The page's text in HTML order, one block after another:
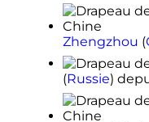
Zhengzhou (
(Russie)